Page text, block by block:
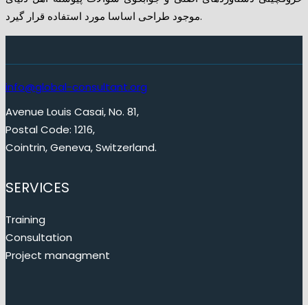
موجود طراحی اساسا مورد استفاده قرار گیرد.
info@global-consultant.org
Avenue Louis Casai, No. 81,
Postal Code: 1216,
Cointrin, Geneva, Switzerland.
SERVICES
Training
Consultation
Project managment